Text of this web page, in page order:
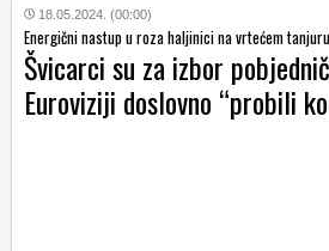
18.05.2024. (00:00)
Energični nastup u roza haljinici na vrtećem tanjuru
Švicarci su za izbor
Euroviziji doslovno “probili